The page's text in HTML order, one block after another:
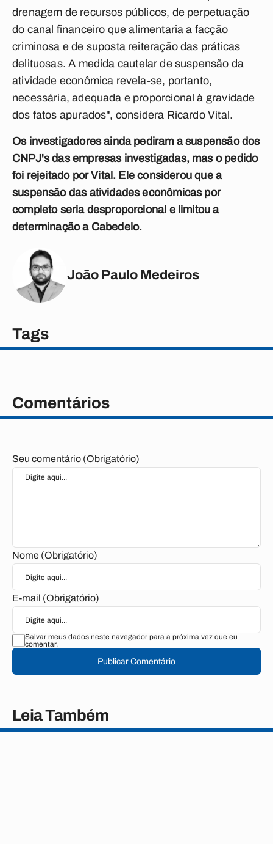
drenagem de recursos públicos, de perpetuação
do canal financeiro quealimentaria a facção
criminosa e de suposta reiteração das práticas
delituosas. A medida cautelar de suspensão da
atividade econômica revela-se, portanto,
necessária, adequada e proporcional à gravidade
dos fatos apurados", considera Ricardo Vital.
Os investigadores ainda pediram a suspensão dos
CNPJ's das empresas investigadas, mas o pedido
foi rejeitado por Vital. Ele considerou que a
suspensão das atividades econômicas por
completo seria desproporcional e limitou a
determinação a Cabedelo.
João Paulo Medeiros
Tags
Comentários
Seu comentário (Obrigatório)
Nome (Obrigatório)
E-mail (Obrigatório)
Salvar meus dados neste navegador para a próxima vez que eu
comentar.
Publicar Comentário
Leia Também